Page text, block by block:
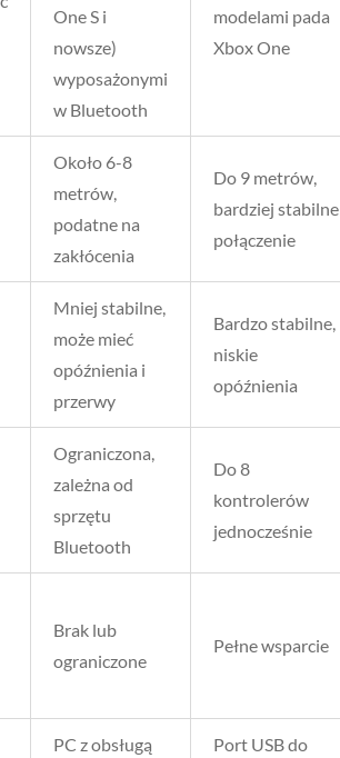
One S i
nowsze)
wyposażonymi
w Bluetooth
modelami pada
Xbox One
Około 6-8
metrów,
podatne na
zakłócenia
Do 9 metrów,
bardziej stabilne
połączenie
Mniej stabilne,
może mieć
opóźnienia i
przerwy
Bardzo stabilne,
niskie
opóźnienia
Ograniczona,
zależna od
sprzętu
Bluetooth
Do 8
kontrolerów
jednocześnie
Brak lub
ograniczone
Pełne wsparcie
PC z obsługą
Port USB do